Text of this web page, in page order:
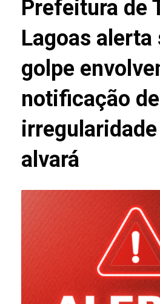
Prefeitura de
Lagoas alerta
golpe
notificação de
alvará